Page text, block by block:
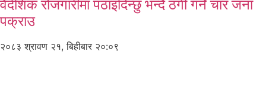
वैदेशिक रोजगारीमा पठाइदिन्छु भन्दै ठगी गर्ने चार जना
पक्राउ
२०८३ श्रावण २१, बिहीबार २०:०९